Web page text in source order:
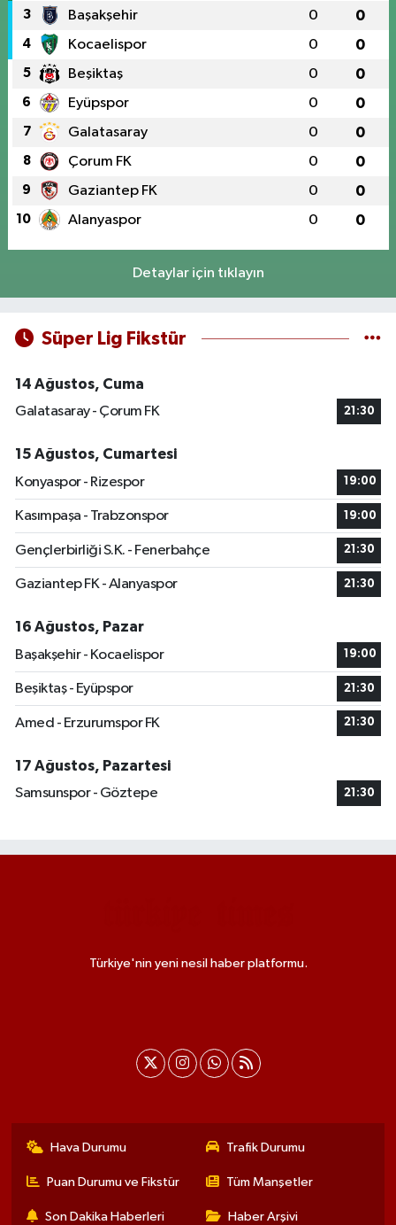
3 Başakşehir 0 0
4 Kocaelispor 0 0
5 Beşiktaş 0 0
6 Eyüpspor 0 0
7 Galatasaray 0 0
8 Çorum FK 0 0
9 Gaziantep FK 0 0
10 Alanyaspor 0 0
Detaylar için tıklayın
Süper Lig Fikstür
14 Ağustos, Cuma
Galatasaray - Çorum FK
21:30
15 Ağustos, Cumartesi
Konyaspor - Rizespor
19:00
Kasımpaşa - Trabzonspor 19:00
Gençlerbirliği S.K. - Fenerbahçe 21:30
Gaziantep FK - Alanyaspor 21:30
16 Ağustos, Pazar
Başakşehir - Kocaelispor
19:00
Beşiktaş - Eyüpspor 21:30
Amed - Erzurumspor FK 21:30
17 Ağustos, Pazartesi
Samsunspor - Göztepe
21:30
Türkiye'nin yeni nesil haber platformu.
Hava Durumu Trafik Durumu
Puan Durumu ve Fikstür Tüm Manşetler
Son Dakika Haberleri Haber Arşivi